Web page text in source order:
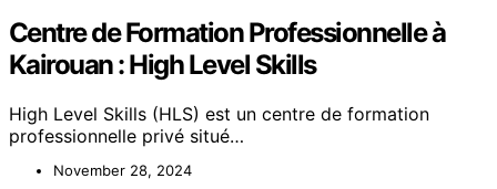
Centre de Formation Professionnelle à
Kairouan : High Level Skills
High Level Skills (HLS) est un centre de formation
professionnelle privé situé…
November 28, 2024